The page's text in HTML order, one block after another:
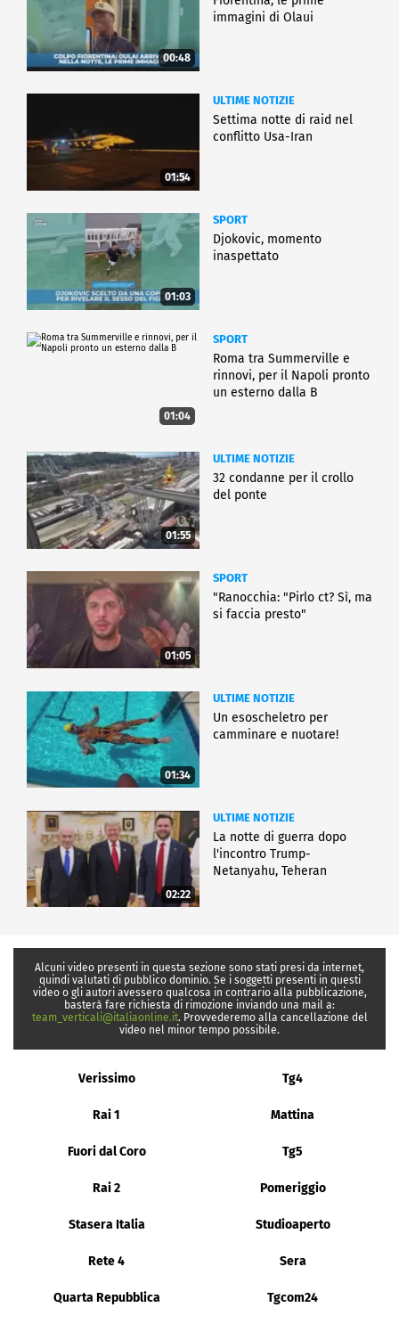
00:48
immagini di Olaui
01:54
ULTIME NOTIZIE
Settima notte di raid nel
conflitto Usa-Iran
01:03
SPORT
Djokovic, momento
inaspettato
01:04
SPORT
Roma tra Summerville e
rinnovi, per il Napoli pronto
un esterno dalla B
01:55
ULTIME NOTIZIE
32 condanne per il crollo
del ponte
01:05
SPORT
"Ranocchia: "Pirlo ct? Sì, ma
si faccia presto"
01:34
ULTIME NOTIZIE
Un esoscheletro per
camminare e nuotare!
02:22
ULTIME NOTIZIE
La notte di guerra dopo
l'incontro Trump-
Netanyahu, Teheran
Alcuni video presenti in questa sezione sono stati presi da internet,
quindi valutati di pubblico dominio. Se i soggetti presenti in questi
video o gli autori avessero qualcosa in contrario alla pubblicazione,
basterà fare richiesta di rimozione inviando una mail a:
team_verticali@italiaonline.it. Provvederemo alla cancellazione del
video nel minor tempo possibile.
Verissimo Tg4
Rai 1 Mattina
Fuori dal Coro Tg5
Rai 2 Pomeriggio
Stasera Italia Studioaperto
Rete 4 Sera
Quarta Repubblica Tgcom24